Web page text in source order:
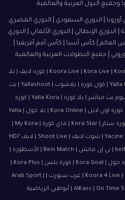
الدول العربية والعالمية
أوروبا | الدوري السعودي | الدوري المصري
| الدوري الإيطالي | الدوري الألماني | الدوري
العالم | كأس آسيا | كأس أمم أفريقيا |
| جميع البطولات العربية والعالمية
كورة لايف | Koora Live | Kora Live | Kooralive | كوره لايف | يلا
شوت | Yalla Shoot | يلا لايف | Yalla Live | كول كورة | يلاشوت | Yallashoot | بث
مباشر | مباريات اليوم | مباريات اليوم بث مباشر | يلا كورة | Yalla Kora | كورة
اكسترا | Koora Extra | cool kora | كورة اون لاين | Kora Online | يلا جول | Yalla
فيلكورة | Filkora | ياسين تيفي | Yacine TV | شوت لايف | Shoot Live | لايف HD7
| Livehd7 | بي إن سبورت | beIN Sports | بي إن ماتش | Bein Match | الأسطورة |
كورة 365 | Kora 365 | كورة 4 لايف | Koora 4 Live | عرب سبورت | Arab Sport |